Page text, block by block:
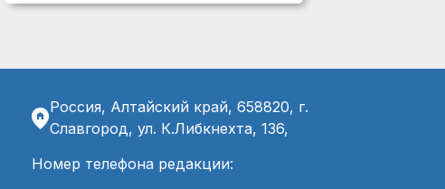
Россия, Алтайский край, 658820, г.
Славгород, ул. К.Либкнехта, 136,
Номер телефона редакции: